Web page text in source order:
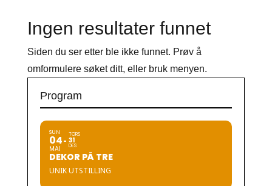
Ingen resultater funnet
Siden du ser etter ble ikke funnet. Prøv å
omformulere søket ditt, eller bruk menyen.
Program
SUN
04
MAI
TORS
31
DES
DEKOR PÅ TRE
UNIK UTSTILLING